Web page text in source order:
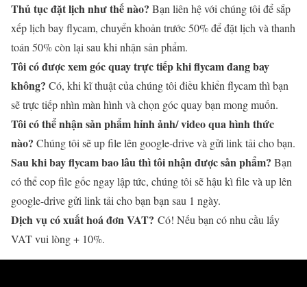
Thủ tục đặt lịch như thế nào? Bạn liên hệ với chúng tôi để sắp
xếp lịch bay flycam, chuyển khoản trước 50% để đặt lịch và thanh
toán 50% còn lại sau khi nhận sản phẩm.
Tôi có được xem góc quay trực tiếp khi flycam đang bay
không? Có, khi kĩ thuật của chúng tôi điều khiển flycam thì bạn
sẽ trực tiếp nhìn màn hình và chọn góc quay bạn mong muốn.
Tôi có thể nhận sản phẩm hỉnh ảnh/ video qua hình thức
nào? Chúng tôi sẽ up file lên google-drive và gửi link tải cho bạn.
Sau khi bay flycam bao lâu thì tôi nhận được sản phẩm? Bạn
có thể cop file gốc ngay lập tức, chúng tôi sẽ hậu kì file và up lên
google-drive gửi link tải cho bạn bạn sau 1 ngày.
Dịch vụ có xuất hoá đơn VAT? Có! Nếu bạn có nhu cầu lấy
VAT vui lòng + 10%.